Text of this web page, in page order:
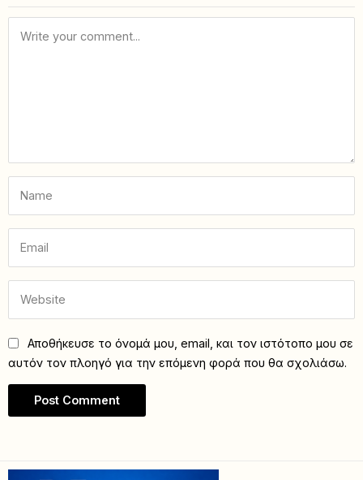
Αποθήκευσε το όνομά μου, email, και τον ιστότοπο μου σε
αυτόν τον πλοηγό για την επόμενη φορά που θα σχολιάσω.